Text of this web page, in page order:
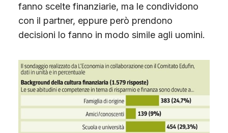
fanno scelte finanziarie, ma le condividono
con il partner, eppure però prendono
decisioni lo fanno in modo simile agli uomini.